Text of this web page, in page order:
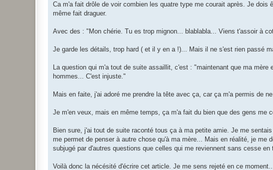
Ca m'a fait drôle de voir combien les quatre type me courait après. Je
même fait draguer.
Avec des : "Mon chérie. Tu es trop mignon... blablabla... Viens t'assoir à
Je garde les détails, trop hard ( et il y en a !)... Mais il ne s'est rien passé
La question qui m'a tout de suite assaillit, c'est : "maintenant que ma
hommes... C'est injuste."
Mais en faite, j'ai adoré me prendre la tête avec ça, car ça m'a permis de
Je m'en veux, mais en même temps, ça m'a fait du bien que des gens me
Bien sure, j'ai tout de suite raconté tous ça à ma petite amie. Je me
me permet de penser à autre chose qu'à ma mère... Mais en réalité, je
subjugé par d'autres questions que celles qui me reviennent sans cesse
Voilà donc la nécésité d'écrire cet article. Je me sens rejeté en ce